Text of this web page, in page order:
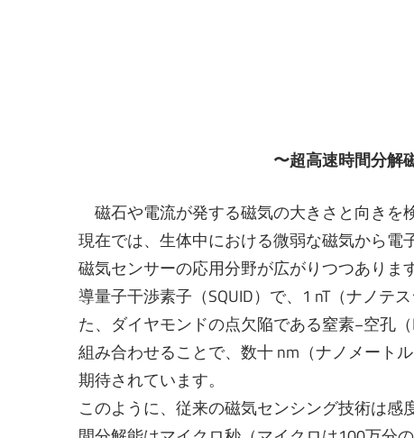
〜超高速時間分解
磁石や電流が発する磁気の大きさと向きを
現在では、生体中における微弱な磁気から電
磁気センサーの応用分野が広がりつつあり
導量子干渉素子（SQUID）で、1 nT（ナノテ
た、ダイヤモンドの点欠陥である窒素−空孔
組み合わせることで、数十 nm（ナノメート
期待されています。
このように、従来の磁気センシング技術は